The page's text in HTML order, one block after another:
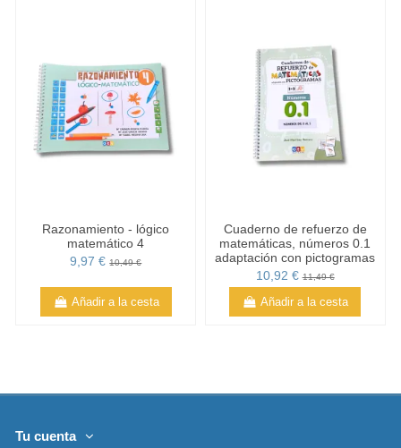
Razonamiento - lógico
matemático 4
9,97 €10,49 €
Añadir a la cesta
Cuaderno de refuerzo de
matemáticas, números 0.1
adaptación con pictogramas
10,92 €11,49 €
Añadir a la cesta
Tu cuenta